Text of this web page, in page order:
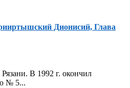
Дионисий, Глава
В 1992 г. окончил
№ 5...